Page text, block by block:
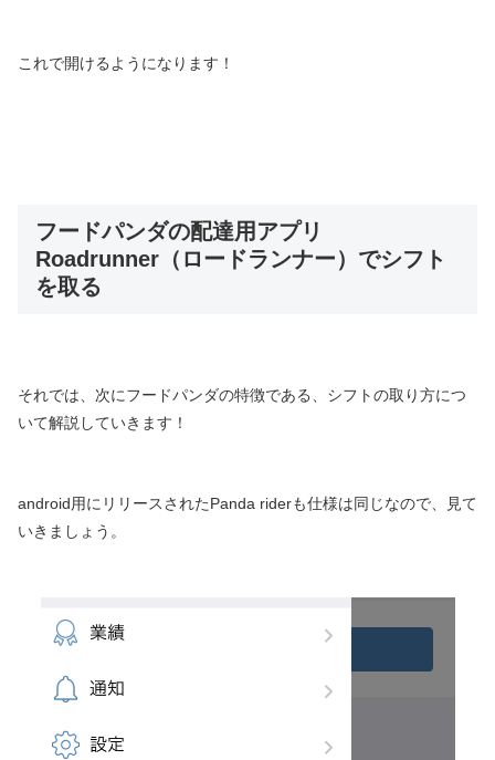
これで開けるようになります！
フードパンダの配達用アプリ
Roadrunner（ロードランナー）でシフト
を取る
それでは、次にフードパンダの特徴である、シフトの取り方につ
いて解説していきます！
android用にリリースされたPanda riderも仕様は同じなので、見て
いきましょう。